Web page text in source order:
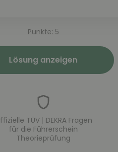
Punkte: 5
Lösung anzeigen
TÜV | DEKRA Fragen
für die Führerschein
Theorieprüfung